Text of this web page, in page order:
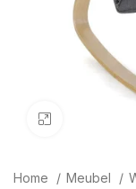
Home Meubel